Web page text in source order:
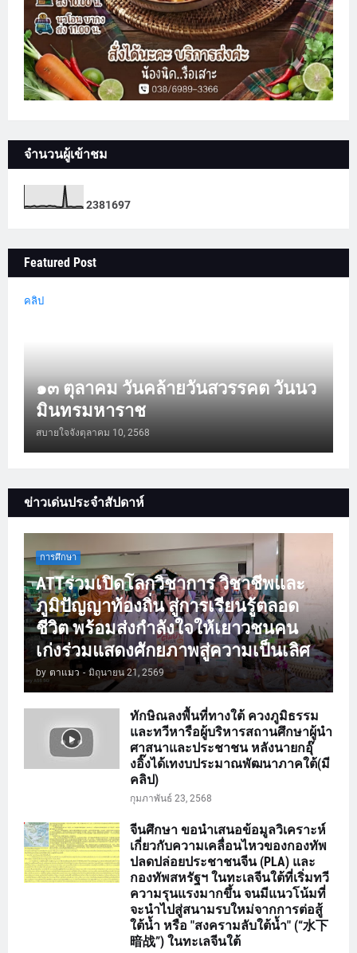
จำนวนผู้เข้าชม
2381697
Featured Post
คลิป
๑๓ ตุลาคม วันคล้ายวันสวรรคต วันนว
มินทรมหาราช
สบายใจจังตุลาคม 10, 2568
ข่าวเด่นประจำสัปดาห์
การศึกษา
ATTร่วมเปิดโลกวิชาการ วิชาชีพและ
ภูมิปัญญาท้องถิ่น สู่การเรียนรู้ตลอด
ชีวิต พร้อมส่งกำลังใจให้เยาวชนคน
เก่งร่วมแสดงศักยภาพสู่ความเป็นเลิศ
by ตาแมว - มิถุนายน 21, 2569
ทักษิณลงพื้นที่ทางใต้ ควงภูมิธรรม
และทวีหารือผู้บริหารสถานศึกษาผู้นำ
ศาสนาและประชาชน หลังนายกอุ๊
งอิ๊งได้เทงบประมาณพัฒนาภาคใต้(มี
คลิป)
กุมภาพันธ์ 23, 2568
จีนศึกษา ขอนำเสนอข้อมูลวิเคราะห์
เกี่ยวกับความเคลื่อนไหวของกองทัพ
ปลดปล่อยประชาชนจีน (PLA) และ
กองทัพสหรัฐฯ ในทะเลจีนใต้ที่เริ่มทวี
ความรุนแรงมากขึ้น จนมีแนวโน้มที่
จะนำไปสู่สนามรบใหม่จากการต่อสู้
ใต้น้ำ หรือ "สงครามลับใต้น้ำ" (“水下
暗战”) ในทะเลจีนใต้